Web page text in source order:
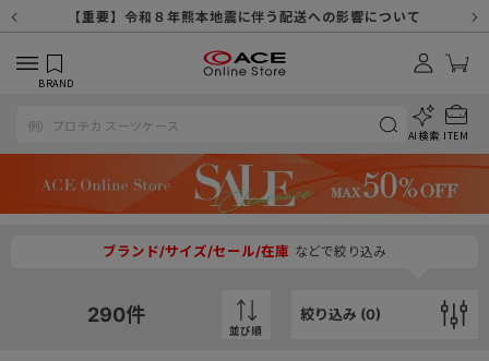
【重要】8/11（火・祝）休業及び配送スケジュールについて
【重要】令和８年熊本地震に伴う配送への影響について
【重要】納品書・領収書ペーパーレス化（電子化）のお知らせ
【重要】天候不良や交通状況・物量増等に伴う配送への影響について
【重要】悪質な詐欺サイトにご注意ください
【重要】各種メールが届かない場合に関しまして
【重要】お問い合わせのご対応に関しまして
【重要】SNSのなりすまし詐欺にご注意ください
BRAND
AI検索 ITEM
ブランド/サイズ/セール/在庫 などで絞り込み
290件
並び順
絞り込み (0)